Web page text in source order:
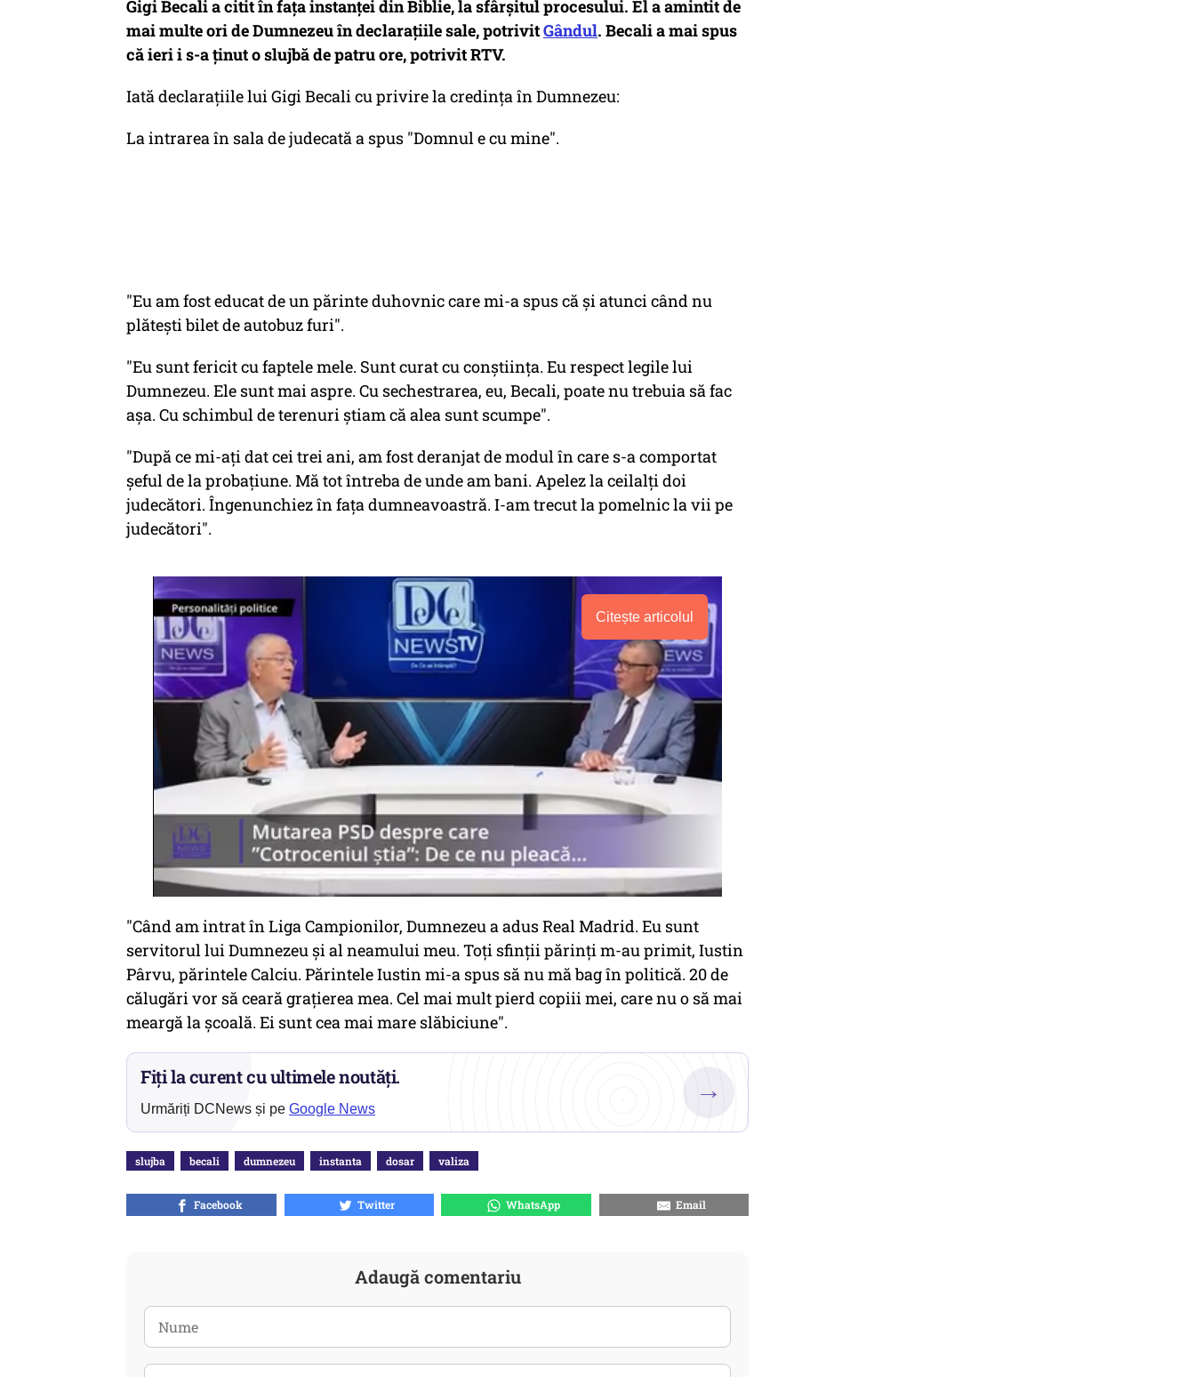
Gigi Becali a citit în fața instanței din Biblie, la sfârșitul procesului. El a amintit de
mai multe ori de Dumnezeu în declarațiile sale, potrivitGândul. Becali a mai spus
că ieri i s-a ținut o slujbă de patru ore, potrivit RTV.
Iată declarațiile lui Gigi Becali cu privire la credința în Dumnezeu:
La intrarea în sala de judecată a spus "Domnul e cu mine".
"Eu am fost educat de un părinte duhovnic care mi-a spus că şi atunci când nu
plăteşti bilet de autobuz furi".
"Eu sunt fericit cu faptele mele. Sunt curat cu conştiinţa. Eu respect legile lui
Dumnezeu. Ele sunt mai aspre. Cu sechestrarea, eu, Becali, poate nu trebuia să fac
aşa. Cu schimbul de terenuri ştiam că alea sunt scumpe".
"După ce mi-aţi dat cei trei ani, am fost deranjat de modul în care s-a comportat
şeful de la probaţiune. Mă tot întreba de unde am bani. Apelez la ceilalţi doi
judecători. Îngenunchiez în faţa dumneavoastră. I-am trecut la pomelnic la vii pe
judecători".
Citește articolul
"Când am intrat în Liga Campionilor, Dumnezeu a adus Real Madrid. Eu sunt
servitorul lui Dumnezeu şi al neamului meu. Toţi sfinţii părinţi m-au primit, Iustin
Pârvu, părintele Calciu. Părintele Iustin mi-a spus să nu mă bag în politică. 20 de
călugări vor să ceară graţierea mea. Cel mai mult pierd copiii mei, care nu o să mai
meargă la şcoală. Ei sunt cea mai mare slăbiciune".
Fiți la curent cu ultimele noutăți.
Urmăriți DCNews și pe Google News
→
slujba becali dumnezeu instanta dosar valiza
Facebook Twitter WhatsApp Email
Adaugă comentariu